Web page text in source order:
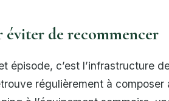
éviter de recommencer
épisode, c’est l’infrastructure
régulièrement à